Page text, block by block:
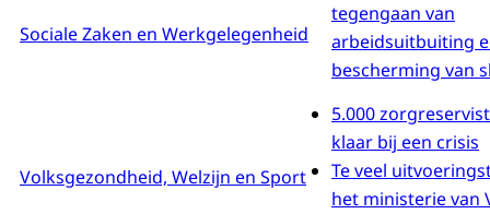
Sociale Zaken en Werkgelegenheid
tegengaan van
arbeidsuitbuiting
bescherming van
Volksgezondheid, Welzijn en Sport
5.000
klaar bij een crisis
Te veel
het ministerie van